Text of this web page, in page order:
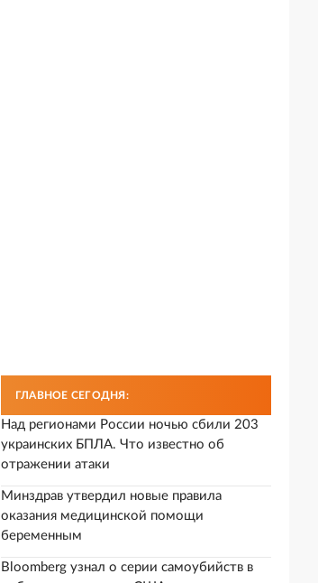
ГЛАВНОЕ СЕГОДНЯ:
Над регионами России ночью сбили 203
украинских БПЛА. Что известно об
отражении атаки
Минздрав утвердил новые правила
оказания медицинской помощи
беременным
Bloomberg узнал о серии самоубийств в